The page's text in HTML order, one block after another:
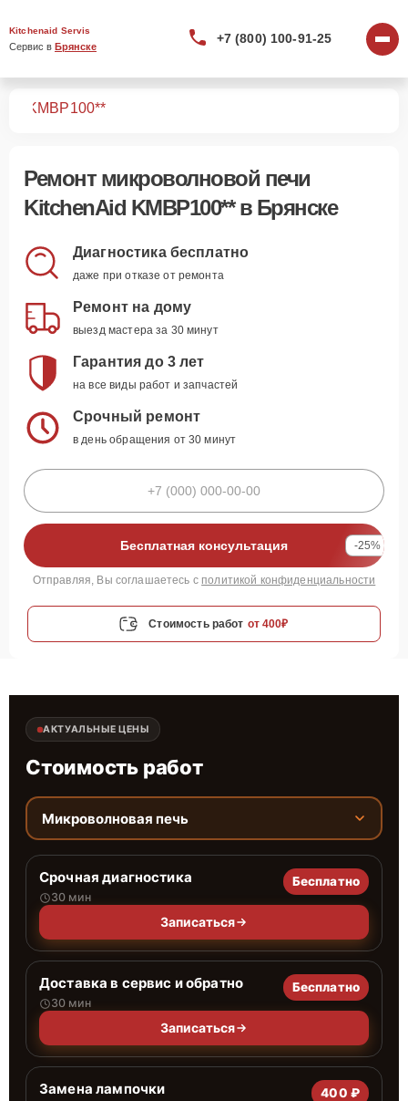
Kitchenaid Servis
Сервис в Брянске
+7 (800) 100-91-25
KMBP100**
Ремонт микроволновой печи
KitchenAid KMBP100**в Брянске
Диагностика бесплатно
даже при отказе от ремонта
Ремонт на дому
выезд мастера за 30 минут
Гарантия до 3 лет
на все виды работ и запчастей
Срочный ремонт
в день обращения от 30 минут
Бесплатная консультация -25%
Отправляя, Вы соглашаетесь с политикой конфиденциальности
Стоимость работ от 400₽
АКТУАЛЬНЫЕ ЦЕНЫ
Стоимость работ
Микроволновая печь
Срочная диагностика
30 мин
Бесплатно
Записаться
Доставка в сервис и обратно
30 мин
Бесплатно
Записаться
Замена лампочки 400 ₽